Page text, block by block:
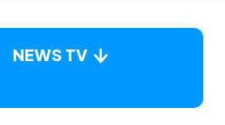
NEWS TV